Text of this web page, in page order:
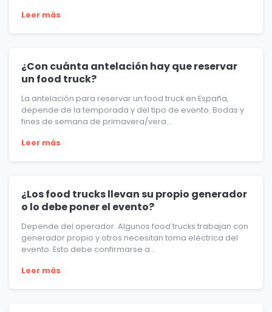
Leer más
¿Con cuánta antelación hay que reservar
un food truck?
La antelación para reservar un food truck en España,
depende de la temporada y del tipo de evento. Bodas y
fines de semana de primavera/vera...
Leer más
¿Los food trucks llevan su propio generador
o lo debe poner el evento?
Depende del operador. Algunos food trucks trabajan con
generador propio y otros necesitan toma eléctrica del
evento. Esto debe confirmarse a...
Leer más